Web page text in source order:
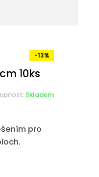
-13%
10ks
Skladem
pro